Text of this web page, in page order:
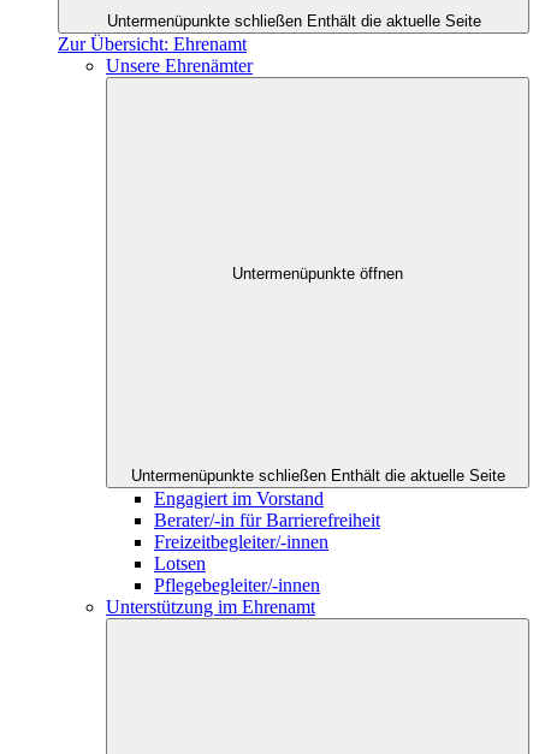
Untermenüpunkte schließen Enthält die aktuelle Seite
Zur Übersicht: Ehrenamt
Unsere Ehrenämter
Untermenüpunkte öffnen
Untermenüpunkte schließen Enthält die aktuelle Seite
Engagiert im Vorstand
Berater/-in für Barrierefreiheit
Freizeitbegleiter/-innen
Lotsen
Pflegebegleiter/-innen
Unterstützung im Ehrenamt